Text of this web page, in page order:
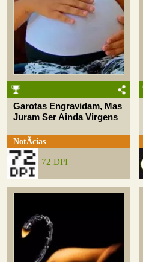
Garotas Engravidam, Mas
Juram Ser Ainda Virgens
NotÃ­cias
72 DPI